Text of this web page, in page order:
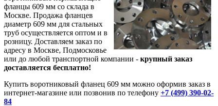
фланцы 609 мм со склада в
Москве. Продажа фланцев
диаметр 609 мм для стальных
труб осуществляется оптом и в
розницу. Доставляем заказ по
адресу в Москве, Подмосковье
или до любой транспортной компании - крупный заказ
доставляется бесплатно!
Купить воротниковый фланец 609 мм можно оформив заказ в
интернет-магазине или позвонив по телефону +7 (499) 390-02-
84